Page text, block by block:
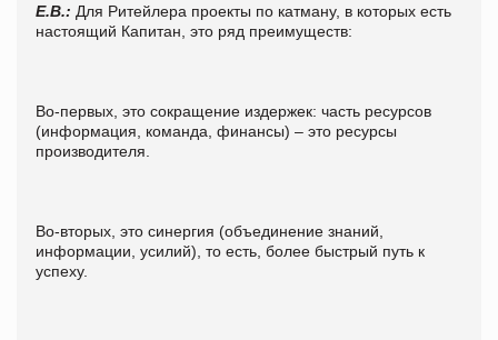
Е.В.: Для Ритейлера проекты по катману, в которых есть
настоящий Капитан, это ряд преимуществ:
Во-первых, это сокращение издержек: часть ресурсов
(информация, команда, финансы) – это ресурсы
производителя.
Во-вторых, это синергия (объединение знаний,
информации, усилий), то есть, более быстрый путь к
успеху.